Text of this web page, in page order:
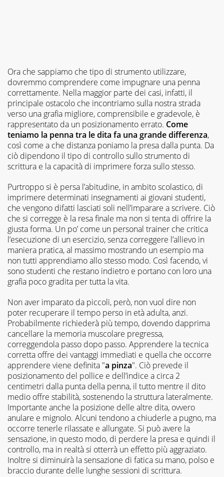
Ora che sappiamo che tipo di strumento utilizzare,
dovremmo comprendere come impugnare una penna
correttamente. Nella maggior parte dei casi, infatti, il
principale ostacolo che incontriamo sulla nostra strada
verso una grafia migliore, comprensibile e gradevole, è
rappresentato da un posizionamento errato. Come
teniamo la penna tra le dita fa una grande differenza,
così come a che distanza poniamo la presa dalla punta. Da
ciò dipendono il tipo di controllo sullo strumento di
scrittura e la capacità di imprimere forza sullo stesso.
Purtroppo si è persa l’abitudine, in ambito scolastico, di
imprimere determinati insegnamenti ai giovani studenti,
che vengono difatti lasciati soli nell’imparare a scrivere. Ciò
che si corregge è la resa finale ma non si tenta di offrire la
giusta forma. Un po’ come un personal trainer che critica
l’esecuzione di un esercizio, senza correggere l’allievo in
maniera pratica, al massimo mostrando un esempio ma
non tutti apprendiamo allo stesso modo. Così facendo, vi
sono studenti che restano indietro e portano con loro una
grafia poco gradita per tutta la vita.
Non aver imparato da piccoli, però, non vuol dire non
poter recuperare il tempo perso in età adulta, anzi.
Probabilmente richiederà più tempo, dovendo dapprima
cancellare la memoria muscolare pregressa,
correggendola passo dopo passo. Apprendere la tecnica
corretta offre dei vantaggi immediati e quella che occorre
apprendere viene definita "a pinza". Ciò prevede il
posizionamento del pollice e dell’indice a circa 2
centimetri dalla punta della penna, il tutto mentre il dito
medio offre stabilità, sostenendo la struttura lateralmente.
Importante anche la posizione delle altre dita, ovvero
anulare e mignolo. Alcuni tendono a chiuderle a pugno, ma
occorre tenerle rilassate e allungate. Si può avere la
sensazione, in questo modo, di perdere la presa e quindi il
controllo, ma in realtà si otterrà un effetto più aggraziato.
Inoltre si diminuirà la sensazione di fatica su mano, polso e
braccio durante delle lunghe sessioni di scrittura.